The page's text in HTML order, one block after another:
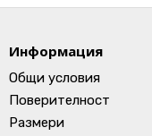
Информация
Общи условия
Поверителност
Размери